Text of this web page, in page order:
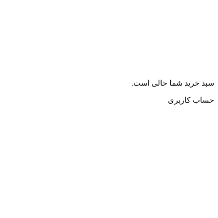
سبد خرید شما خالی است.
حساب کاربری